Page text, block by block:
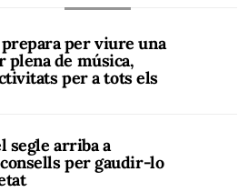
per viure una
plena de música,
per a tots els
segle arriba a
per gaudir-lo